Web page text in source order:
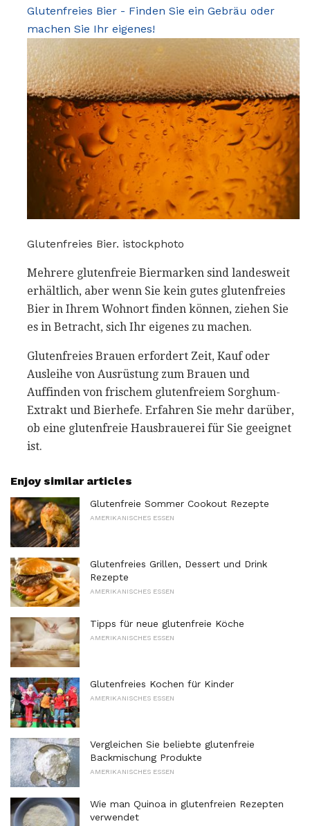
Glutenfreies Bier - Finden Sie ein Gebräu oder
machen Sie Ihr eigenes!
Glutenfreies Bier. istockphoto
Mehrere glutenfreie Biermarken sind landesweit
erhältlich, aber wenn Sie kein gutes glutenfreies
Bier in Ihrem Wohnort finden können, ziehen Sie
es in Betracht, sich Ihr eigenes zu machen.
Glutenfreies Brauen erfordert Zeit, Kauf oder
Ausleihe von Ausrüstung zum Brauen und
Auffinden von frischem glutenfreiem Sorghum-
Extrakt und Bierhefe. Erfahren Sie mehr darüber,
ob eine glutenfreie Hausbrauerei für Sie geeignet
ist.
Enjoy similar articles
Glutenfreie Sommer Cookout Rezepte
AMERIKANISCHES ESSEN
Glutenfreies Grillen, Dessert und Drink
Rezepte
AMERIKANISCHES ESSEN
Tipps für neue glutenfreie Köche
AMERIKANISCHES ESSEN
Glutenfreies Kochen für Kinder
AMERIKANISCHES ESSEN
Vergleichen Sie beliebte glutenfreie
Backmischung Produkte
AMERIKANISCHES ESSEN
Wie man Quinoa in glutenfreien Rezepten
verwendet